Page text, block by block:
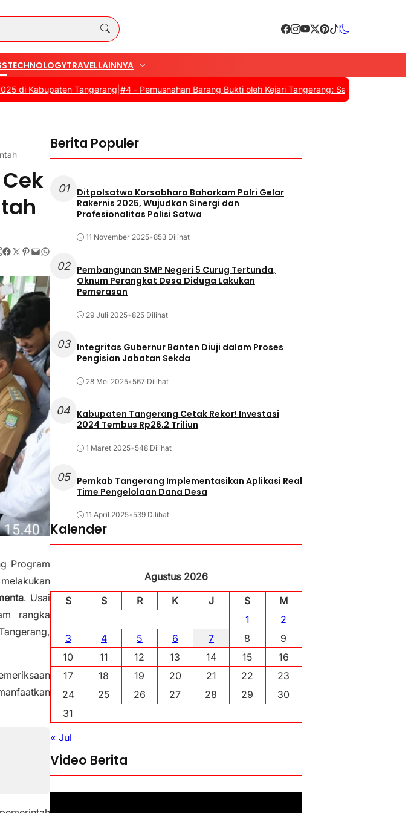
TECHNOLOGYTRAVELLAINNYA
Tangerang|#4 -Pemusnahan Barang Bukti oleh Kejari Tangerang: Sabu, Ganja, hingga Obat
Facebook Twitter Pinterest Mail WhatsApp
Program
. Usai
rangka
Berita Populer
01
Ditpolsatwa Korsabhara Baharkam Polri Gelar
Rakernis 2025, Wujudkan Sinergi dan
Profesionalitas Polisi Satwa
11 November 2025•853 Dilihat
02
Pembangunan SMP Negeri 5 Curug Tertunda,
Oknum Perangkat Desa Diduga Lakukan
Pemerasan
29 Juli 2025•825 Dilihat
03
Integritas Gubernur Banten Diuji dalam Proses
Pengisian Jabatan Sekda
28 Mei 2025• 567 Dilihat
04 Kabupaten Tangerang Cetak Rekor! Investasi
2024 Tembus Rp26,2 Triliun
1 Maret 2025• 548 Dilihat
05
Pemkab Tangerang Implementasikan Aplikasi Real
Time Pengelolaan Dana Desa
11 April 2025• 539 Dilihat
Kalender
Agustus 2026
S
S R K J S
M
1
2
3
4 5 6 7 8
9
10
11 12 13 14 15
16
17
18 19 20 21 22
23
24
25 26 27 28 29
30
31
« Jul
Video Berita